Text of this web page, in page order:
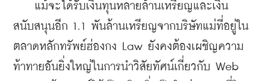
แม้จะได้รับเงินทุนหลายล้านเหรียญและเงิน
สนับสนุนอีก 1.1 พันล้านเหรียญจากบริษัทแม่ที่อยู่ใน
ตลาดหลักทรัพย์ฮ่องกง Law ยังคงต้องเผชิญความ
ท้าทายอันยิ่งใหญ่ในการนำวิสัยทัศน์เกี่ยวกับ Web